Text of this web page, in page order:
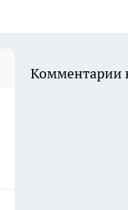
Комментарии